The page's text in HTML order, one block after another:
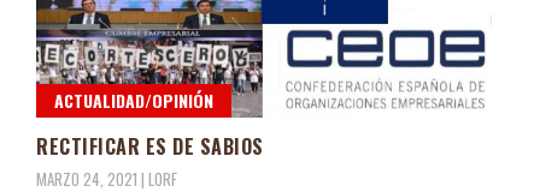
ACTUALIDAD/OPINIÓN
RECTIFICAR ES DE SABIOS
MARZO 24, 2021 | LORF